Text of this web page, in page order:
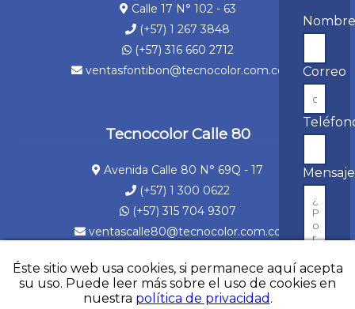
Calle 17 N° 102 - 63
(+57) 1 267 3848
(+57) 316 660 2712
ventasfontibon@tecnocolor.com.co
Tecnocolor Calle 80
Avenida Calle 80 N° 69Q - 17
(+57) 1 300 0622
(+57) 315 704 9307
ventascalle80@tecnocolor.com.co
©2021 Tecnocolor Todos los derechos reservados
Éste sitio web usa cookies, si permanece aquí acepta
su uso. Puede leer más sobre el uso de cookies en
nuestra política de privacidad .
Correo
Mensaje